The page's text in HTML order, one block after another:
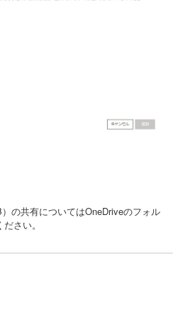
の共有についてはOneDriveのフォル
さい。